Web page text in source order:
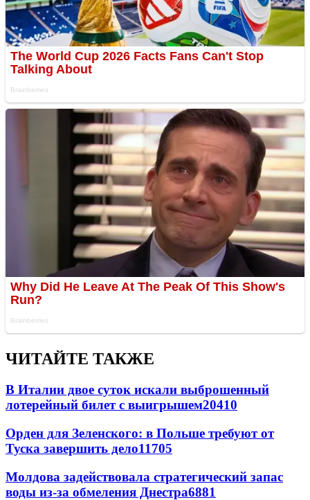
ЧИТАЙТЕ ТАКЖЕ
В Италии двое суток искали выброшенный
лотерейный билет с выигрышем20410
Орден для Зеленского: в Польше требуют от
Туска завершить дело11705
Молдова задействовала стратегический запас
воды из-за обмеления Днестра6881